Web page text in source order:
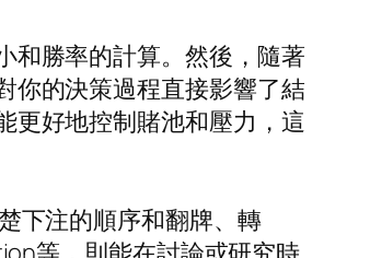
和勝率的計算。然後，隨著
你的決策過程直接影響了結
更好地控制賭池和壓力，這
下注的順序和翻牌、轉